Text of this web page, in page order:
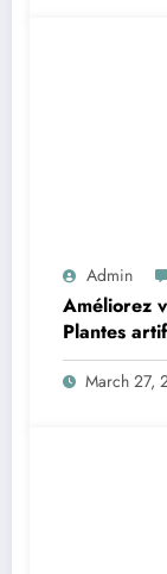
Admin
Améliorez
Plantes
March 27,